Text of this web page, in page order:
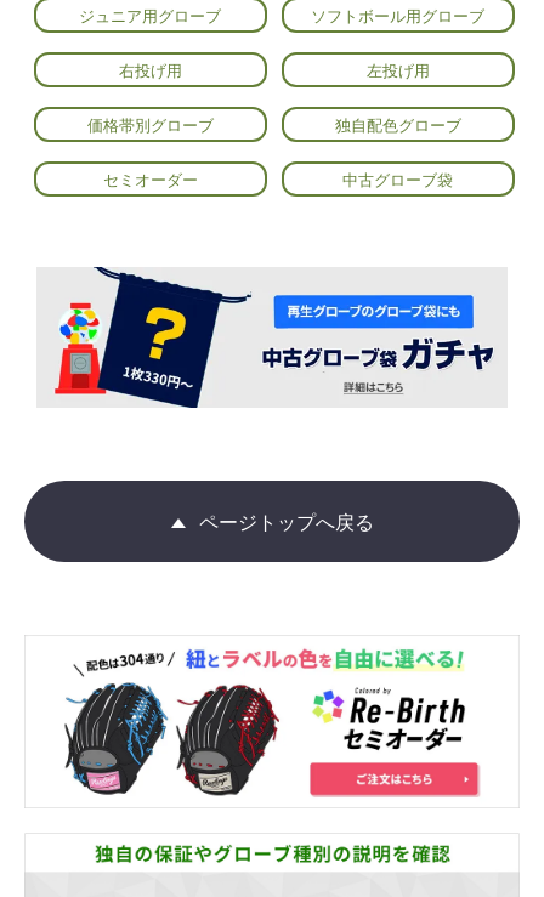
ジュニア用グローブ ソフトボール用グローブ
右投げ用 左投げ用
価格帯別グローブ 独自配色グローブ
セミオーダー 中古グローブ袋
ページトップへ戻る